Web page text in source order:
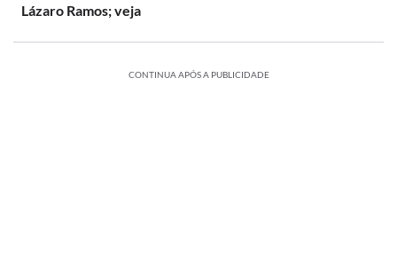
Lázaro Ramos; veja
CONTINUA APÓS A PUBLICIDADE